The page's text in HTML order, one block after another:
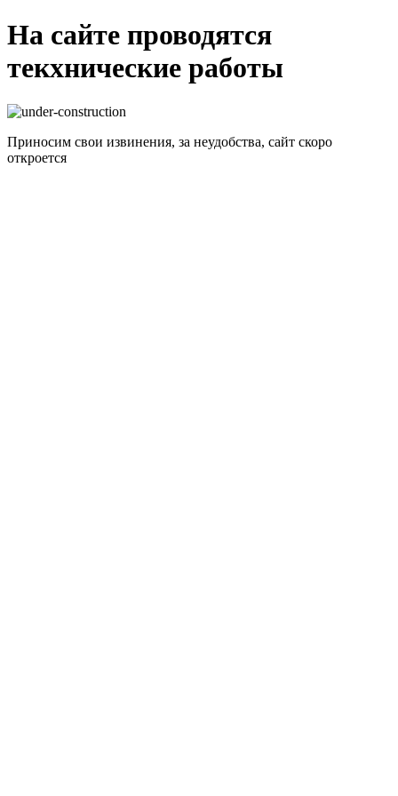
На сайте проводятся
текхнические работы
Приносим свои извинения, за неудобства, сайт скоро
откроется